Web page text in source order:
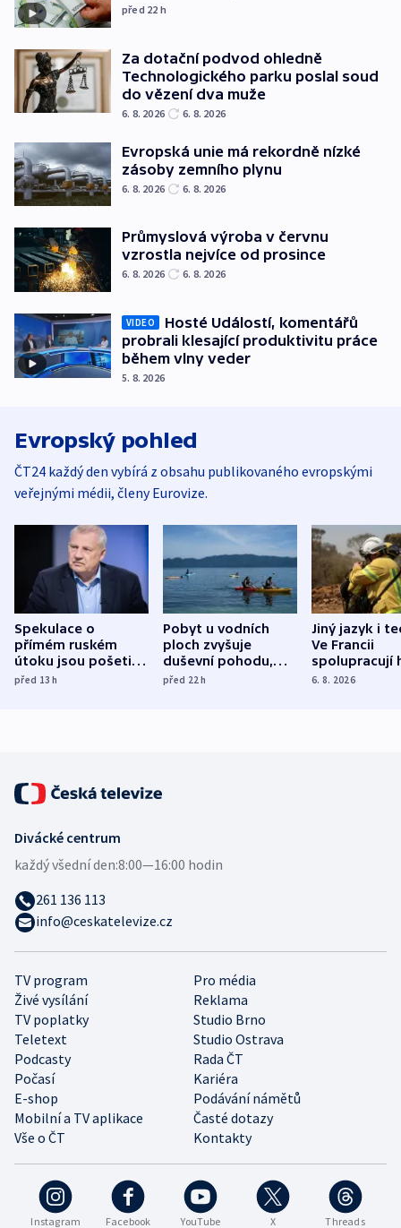
před 22 h
Za dotační podvod ohledně
Technologického parku poslal soud
do vězení dva muže
6. 8. 2026 6. 8. 2026
Evropská unie má rekordně nízké
zásoby zemního plynu
6. 8. 2026 6. 8. 2026
Průmyslová výroba v červnu
vzrostla nejvíce od prosince
6. 8. 2026 6. 8. 2026
VIDEO
Hosté Událostí, komentářů
probrali klesající produktivitu práce
během vlny veder
5. 8. 2026
Evropský pohled
ČT24 každý den vybírá z obsahu publikovaného evropskými
veřejnými médii, členy Eurovize.
Spekulace o
přímém ruském
útoku jsou pošetilé,
míní estonský
před 13h
Pobyt u vodních
ploch zvyšuje
duševní pohodu,
ukázala
před 22h
Jiný jazyk i
Ve Francii
spolupracují
různých zemí
6. 8. 2026
Instagram Facebook YouTube X Threads
TV program
Pro média
Živé vysílání
Reklama
TV poplatky
Studio Brno
Teletext
Studio Ostrava
Podcasty
Rada ČT
Počasí
Kariéra
E-shop
Podávání námětů
Mobilní a TV aplikace
Časté dotazy
Vše o ČT
Kontakty
Divácké centrum
každý všední den:8:00—16:00 hodin
261 136 113
info@ceskatelevize.cz